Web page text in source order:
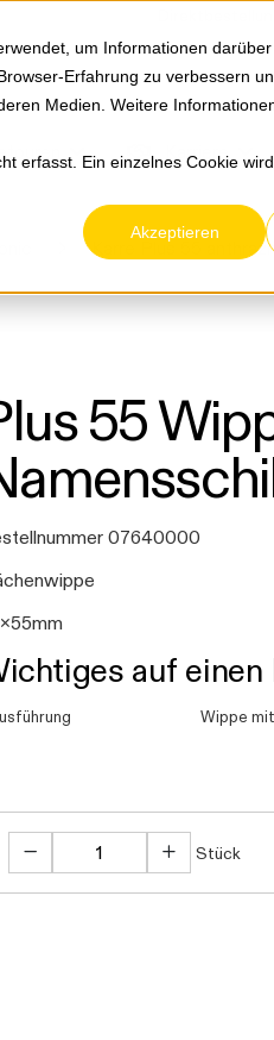
um Informationen
Erfahrung zu verbessern
Medien. Weitere
erfasst. Ein einzelnes Cookie
Akzeptieren
Karriere
Karre Plus 55
55
07640000
auf einen
Wippe
Stück